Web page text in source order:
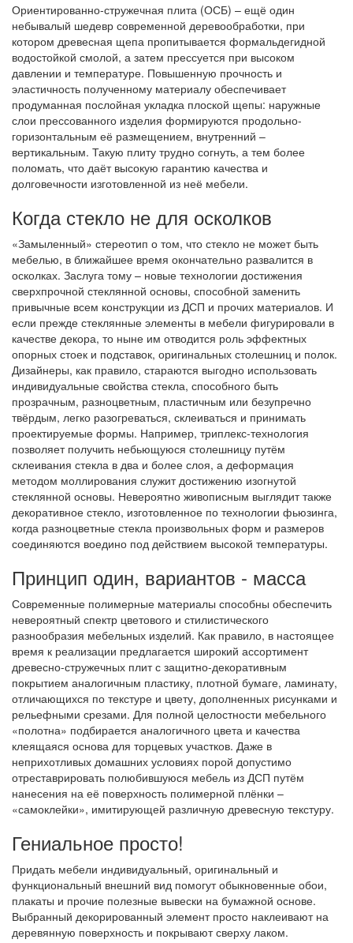
Ориентированно-стружечная плита (ОСБ) – ещё один
небывалый шедевр современной деревообработки, при
котором древесная щепа пропитывается формальдегидной
водостойкой смолой, а затем прессуется при высоком
давлении и температуре. Повышенную прочность и
эластичность полученному материалу обеспечивает
продуманная послойная укладка плоской щепы: наружные
слои прессованного изделия формируются продольно-
горизонтальным её размещением, внутренний –
вертикальным. Такую плиту трудно согнуть, а тем более
поломать, что даёт высокую гарантию качества и
долговечности изготовленной из неё мебели.
Когда стекло не для осколков
«Замыленный» стереотип о том, что стекло не может быть
мебелью, в ближайшее время окончательно развалится в
осколках. Заслуга тому – новые технологии достижения
сверхпрочной стеклянной основы, способной заменить
привычные всем конструкции из ДСП и прочих материалов. И
если прежде стеклянные элементы в мебели фигурировали в
качестве декора, то ныне им отводится роль эффектных
опорных стоек и подставок, оригинальных столешниц и полок.
Дизайнеры, как правило, стараются выгодно использовать
индивидуальные свойства стекла, способного быть
прозрачным, разноцветным, пластичным или безупречно
твёрдым, легко разогреваться, склеиваться и принимать
проектируемые формы. Например, триплекс-технология
позволяет получить небьющуюся столешницу путём
склеивания стекла в два и более слоя, а деформация
методом моллирования служит достижению изогнутой
стеклянной основы. Невероятно живописным выглядит также
декоративное стекло, изготовленное по технологии фьюзинга,
когда разноцветные стекла произвольных форм и размеров
соединяются воедино под действием высокой температуры.
Принцип один, вариантов - масса
Современные полимерные материалы способны обеспечить
невероятный спектр цветового и стилистического
разнообразия мебельных изделий. Как правило, в настоящее
время к реализации предлагается широкий ассортимент
древесно-стружечных плит с защитно-декоративным
покрытием аналогичным пластику, плотной бумаге, ламинату,
отличающихся по текстуре и цвету, дополненных рисунками и
рельефными срезами. Для полной целостности мебельного
«полотна» подбирается аналогичного цвета и качества
клеящаяся основа для торцевых участков. Даже в
неприхотливых домашних условиях порой допустимо
отреставрировать полюбившуюся мебель из ДСП путём
нанесения на её поверхность полимерной плёнки –
«самоклейки», имитирующей различную древесную текстуру.
Гениальное просто!
Придать мебели индивидуальный, оригинальный и
функциональный внешний вид помогут обыкновенные обои,
плакаты и прочие полезные вывески на бумажной основе.
Выбранный декорированный элемент просто наклеивают на
деревянную поверхность и покрывают сверху лаком.